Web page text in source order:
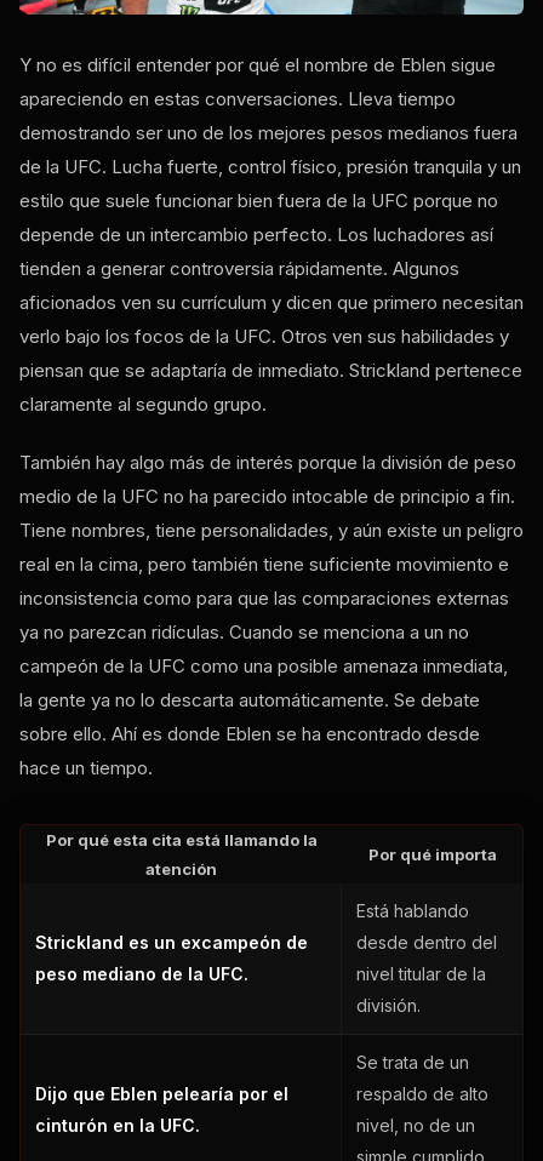
Y no es difícil entender por qué el nombre de Eblen sigue
apareciendo en estas conversaciones. Lleva tiempo
demostrando ser uno de los mejores pesos medianos fuera
de la UFC. Lucha fuerte, control físico, presión tranquila y un
estilo que suele funcionar bien fuera de la UFC porque no
depende de un intercambio perfecto. Los luchadores así
tienden a generar controversia rápidamente. Algunos
aficionados ven su currículum y dicen que primero necesitan
verlo bajo los focos de la UFC. Otros ven sus habilidades y
piensan que se adaptaría de inmediato. Strickland pertenece
claramente al segundo grupo.
También hay algo más de interés porque la división de peso
medio de la UFC no ha parecido intocable de principio a fin.
Tiene nombres, tiene personalidades, y aún existe un peligro
real en la cima, pero también tiene suficiente movimiento e
inconsistencia como para que las comparaciones externas
ya no parezcan ridículas. Cuando se menciona a un no
campeón de la UFC como una posible amenaza inmediata,
la gente ya no lo descarta automáticamente. Se debate
sobre ello. Ahí es donde Eblen se ha encontrado desde
hace un tiempo.
Por qué esta cita está llamando la
atención
Por qué importa
Strickland es un excampeón de
peso mediano de la UFC.
Está hablando
desde dentro del
nivel titular de la
división.
Dijo que Eblen pelearía por el
cinturón en la UFC.
Se trata de un
respaldo de alto
nivel, no de un
simple cumplido.